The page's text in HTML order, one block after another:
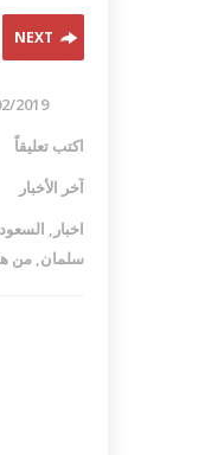
NEXT
2019
اكتب تعليقاً
آخر الأخبار
اخبار ,
سلمان, من